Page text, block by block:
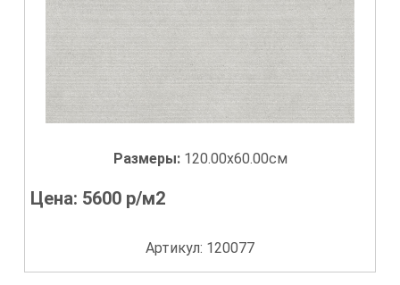
Размеры: 120.00x60.00см
Цена: 5600 р/м2
Артикул: 120077